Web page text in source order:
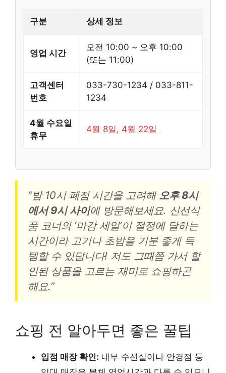
구분 상세 정보
영업 시간
오전 10:00 ~ 오후 10:00
(또는 11:00)
고객센터
번호
033-730-1234 / 033-811-
1234
4월 수요일
휴무
4월 8일, 4월 22일
“밤 10시 폐점 시간을 고려해 오후 8시
에서 9시 사이에 방문해보세요. 신선식
품 코너의 ‘마감 세일’이 절정에 달하는
시간이라 고기나 초밥을 기분 좋게 득
템할 수 있답니다! 저도 그때쯤 가서 할
인된 상품을 고르는 재미로 쇼핑하곤
해요.”
쇼핑 전 알아두면 좋은 꿀팁
입점 매장 확인: 내부 수선실이나 안경점 등